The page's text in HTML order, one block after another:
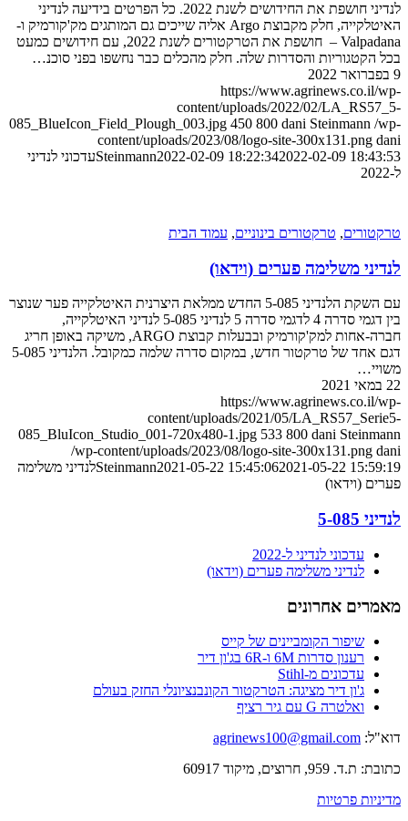
לנדיני חושפת את החידושים לשנת 2022. כל הפרטים בידיעה לנדיני
האיטלקייה, חלק מקבוצת Argo אליה שייכים גם המותגים מק'קורמיק ו-
Valpadana – חושפת את הטרקטורים לשנת 2022, עם חידושים כמעט
בכל הקטגוריות והסדרות שלה. חלק מהכלים כבר נחשפו בפני סוכנ…
9 בפברואר 2022
https://www.agrinews.co.il/wp-
content/uploads/2022/02/LA_RS57_5-
085_BlueIcon_Field_Plough_003.jpg 450 800 dani Steinmann /wp-
content/uploads/2023/08/logo-site-300x131.png dani
Steinmann2022-02-09 18:22:342022-02-09 18:43:53
עדכוני לנדיני
ל-2022
טרקטורים, טרקטורים בינוניים, עמוד הבית
לנדיני משלימה פערים (וידאו)
עם השקת הלנדיני 5-085 החדש ממלאת היצרנית האיטלקייה פער שנוצר
בין דגמי סדרה 4 לדגמי סדרה 5 לנדיני 5-085 לנדיני האיטלקייה,
חברה-אחות למק'קורמיק ובבעלות קבוצת ARGO, משיקה באופן חריג
דגם אחד של טרקטור חדש, במקום סדרה שלמה כמקובל. הלנדיני 5-085
משויי…
22 במאי 2021
https://www.agrinews.co.il/wp-
content/uploads/2021/05/LA_RS57_Serie5-
085_BluIcon_Studio_001-720x480-1.jpg 533 800 dani Steinmann
/wp-content/uploads/2023/08/logo-site-300x131.png dani
Steinmann2021-05-22 15:45:062021-05-22 15:59:19
לנדיני משלימה
פערים (וידאו)
לנדיני 5-085
עדכוני לנדיני ל-2022
לנדיני משלימה פערים (וידאו)
מאמרים אחרונים
שיפור הקומביינים של קייס
רענון סדרות 6M ו-6R בג'ון דיר
עדכונים מ-Stihl
ג'ון דיר מציגה: הטרקטור הקונבנציונלי החזק בעולם
ואלטרה G עם גיר רציף
דוא"ל: agrinews100@gmail.com
כתובת: ת.ד. 959, חרוצים, מיקוד 60917
מדיניות פרטיות